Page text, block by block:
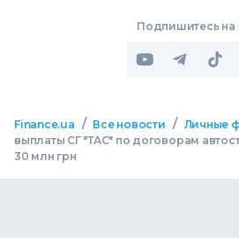
Подпишитесь на
Finance.ua / Все новости / Личные
выплаты СГ "ТАС" по договорам
30 млн грн